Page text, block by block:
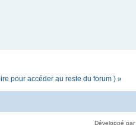
pour accéder au reste du forum ) »
Développé par